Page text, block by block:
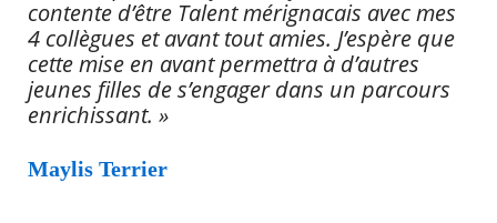
contente d’être Talent mérignacais avec mes
4 collègues et avant tout amies. J’espère que
cette mise en avant permettra à d’autres
jeunes filles de s’engager dans un parcours
enrichissant. »
Maylis Terrier